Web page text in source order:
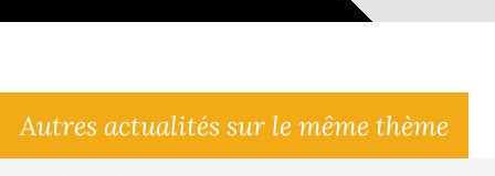
Autres actualités sur le même thème